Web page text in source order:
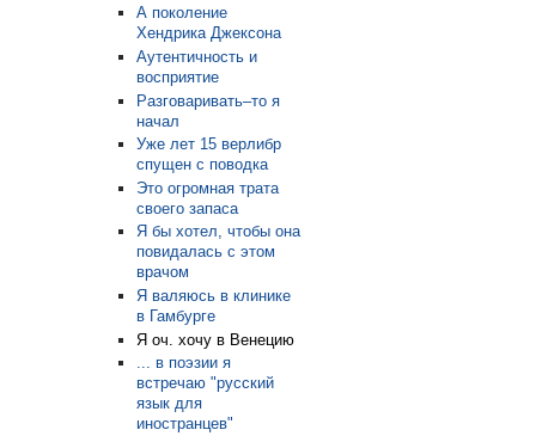
А поколение
Хендрика Джексона
Аутентичность и
восприятие
Разговаривать–то я
начал
Уже лет 15 верлибр
спущен с поводка
Это огромная трата
своего запаса
Я бы хотел, чтобы она
повидалась с этом
врачом
Я валяюсь в клинике
в Гамбурге
Я оч. хочу в Венецию
... в поэзии я
встречаю "русский
язык для
иностранцев"